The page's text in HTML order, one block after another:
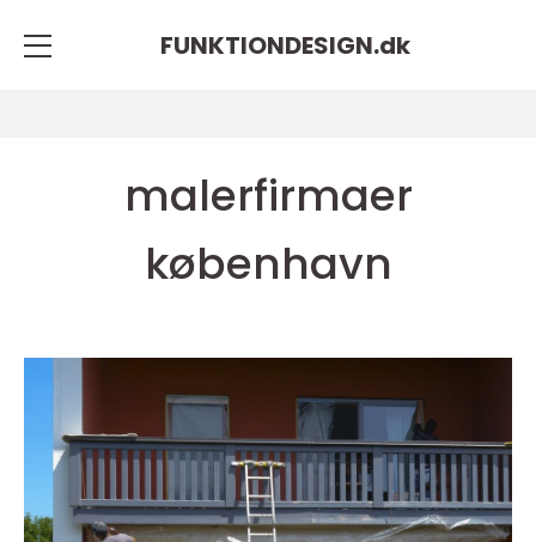
FUNKTIONDESIGN.dk
malerfirmaer
københavn